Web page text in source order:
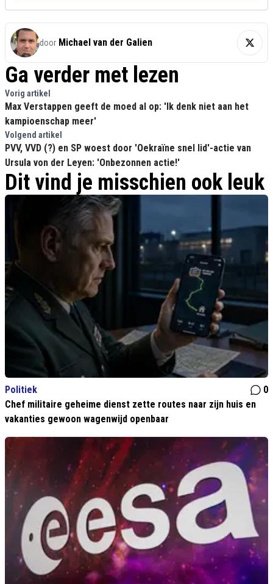
door Michael van der Galien
Ga verder met lezen
Vorig artikel
Max Verstappen geeft de moed al op: 'Ik denk niet aan het
kampioenschap meer'
Volgend artikel
PVV, VVD (?) en SP woest door 'Oekraïne snel lid'-actie van
Ursula von der Leyen: 'Onbezonnen actie!'
Dit vind je misschien ook leuk
Politiek
0
Chef militaire geheime dienst zette routes naar zijn huis en
vakanties gewoon wagenwijd openbaar